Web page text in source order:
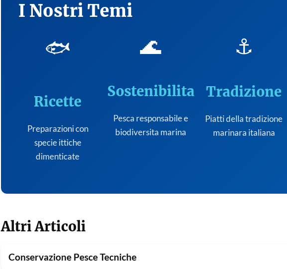
I Nostri Temi
🐟
Ricette
Preparazioni con
specie ittiche
dimenticate
🌊
Sostenibilita
Pesca responsabile e
biodiversita marina
⚓
Tradizione
Piatti della tradizione
marinara italiana
Altri Articoli
Conservazione Pesce Tecniche